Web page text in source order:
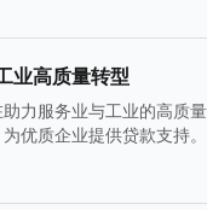
业高质量转型
力服务业与工业的高质
优质企业提供贷款支持